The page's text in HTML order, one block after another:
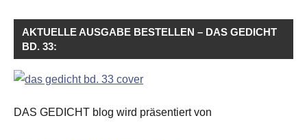
AKTUELLE AUSGABE BESTELLEN – DAS GEDICHT
BD. 33:
DAS GEDICHT blog wird präsentiert von